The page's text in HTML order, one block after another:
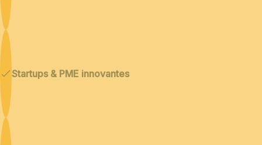
Startups & PME innovantes